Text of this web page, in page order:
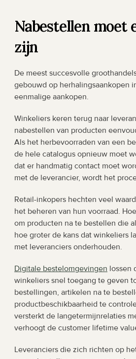
Nabestellen moet
zijn
De meest succesvolle
gebouwd op herhalingsaankopen
eenmalige aankopen.
Winkeliers keren terug naar
nabestellen van producten
Als het herbevoorraden van een
de hele catalogus opnieuw moet
dat er handmatig contact moet
met de leverancier, wordt het
Retail-inkopers hechten veel
het beheren van hun voorraad.
om producten na te bestellen die
hoe groter de kans dat winkeliers
met leveranciers onderhouden.
Digitale bestelomgevingen lossen
winkeliers snel toegang te geven
bestellingen, artikelen na te
productbeschikbaarheid te
versterkt de langetermijnrelaties
verhoogt de customer lifetime
Leveranciers die zich richten op